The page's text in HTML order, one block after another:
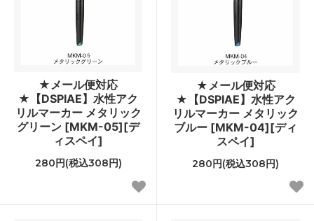
★メール便対応
★【DSPIAE】水性アク
リルマーカー メタリック
グリーン [MKM-05][デ
ィスペイ]
280円(税込308円)
★メール便対応
★【DSPIAE】水性アク
リルマーカー メタリック
ブルー [MKM-04][ディ
スペイ]
280円(税込308円)